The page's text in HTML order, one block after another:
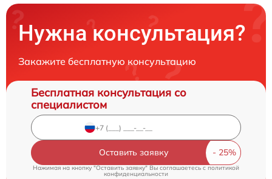
Нужна консультация?
Закажите бесплатную консультацию
Бесплатная консультация со
специалистом
Оставить заявку
Нажимая на кнопку "Оставить заявку" Вы соглашаетесь c политикой
конфиденциальности